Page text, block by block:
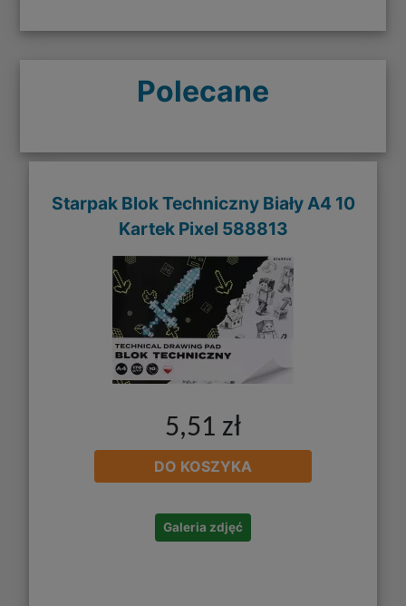
Polecane
Starpak Blok Techniczny Biały A4 10
Kartek Pixel 588813
5,51 zł
DO KOSZYKA
Galeria zdjęć